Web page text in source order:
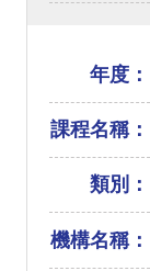
年度：
課程名稱：
類別：
機構名稱：